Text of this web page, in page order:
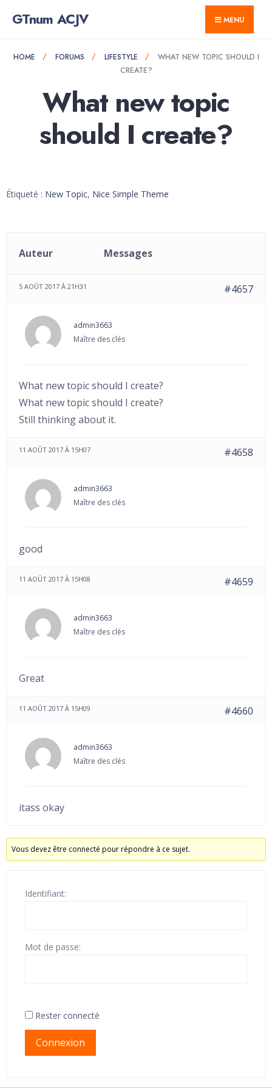
GTnum ACJV MENU
HOME FORUMS LIFESTYLE
WHAT NEW TOPIC SHOULD I
CREATE?
What new topic
should I create?
Étiqueté : New Topic, Nice Simple Theme
Auteur Messages
5 AOÛT 2017 À 21H31 #4657
admin3663
Maître des clés
What new topic should I create?
What new topic should I create?
Still thinking about it.
11 AOÛT 2017 À 15H07 #4658
admin3663
Maître des clés
good
11 AOÛT 2017 À 15H08 #4659
admin3663
Maître des clés
Great
11 AOÛT 2017 À 15H09 #4660
admin3663
Maître des clés
itass okay
Vous devez être connecté pour répondre à ce sujet.
Identifiant:
Mot de passe:
Rester connecté
Connexion